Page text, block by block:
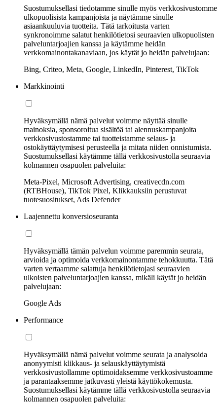
Suostumuksellasi tiedotamme sinulle myös verkkosivustomme
ulkopuolisista kampanjoista ja näytämme sinulle
asiaankuuluvia tuotteita. Tätä tarkoitusta varten
synkronoimme salatut henkilötietosi seuraavien ulkopuolisten
palveluntarjoajien kanssa ja käytämme heidän
verkkomainontakanaviaan, jos käytät jo heidän palvelujaan:
Bing, Criteo, Meta, Google, LinkedIn, Pinterest, TikTok
Markkinointi
Hyväksymällä nämä palvelut voimme näyttää sinulle
mainoksia, sponsoroitua sisältöä tai alennuskampanjoita
verkkosivustostamme tai tuotteistamme selaus- ja
ostokäyttäytymisesi perusteella ja mitata niiden onnistumista.
Suostumuksellasi käytämme tällä verkkosivustolla seuraavia
kolmannen osapuolen palveluita:
Meta-Pixel, Microsoft Advertising, creativecdn.com
(RTBHouse), TikTok Pixel, Klikkauksiin perustuvat
tuotesuositukset, Ads Defender
Laajennettu konversioseuranta
Hyväksymällä tämän palvelun voimme paremmin seurata,
arvioida ja optimoida verkkomainontamme tehokkuutta. Tätä
varten vertaamme salattuja henkilötietojasi seuraavien
ulkoisten palveluntarjoajien kanssa, mikäli käytät jo heidän
palvelujaan:
Google Ads
Performance
Hyväksymällä nämä palvelut voimme seurata ja analysoida
anonyymisti klikkaus- ja selauskäyttäytymistä
verkkosivustollamme optimoidaksemme verkkosivustoamme
ja parantaaksemme jatkuvasti yleistä käyttökokemusta.
Suostumuksellasi käytämme tällä verkkosivustolla seuraavia
kolmannen osapuolen palveluita: